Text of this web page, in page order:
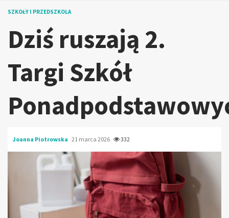
SZKOŁY I PRZEDSZKOLA
Dziś ruszają 2.
Targi Szkół
Joanna Piotrowska 21 marca 2026 332